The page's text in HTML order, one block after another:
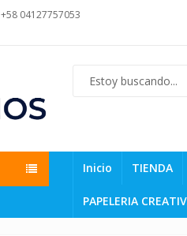
+58 04127757053
Inicio TIENDA
PAPELERIA